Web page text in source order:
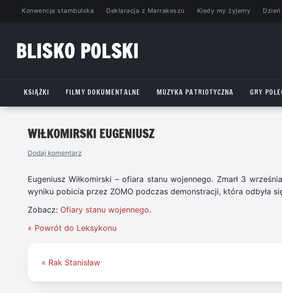
PrzejdźKonwencja stambulska Deklaracja z Marrakeszu Kiedy my żyjemy Dzień
BLISKO POLSKI
KSIĄŻKI
FILMY DOKUMENTALNE MUZYKA PATRIOTYCZNA GRY
WIŁKOMIRSKI EUGENIUSZ
Dodaj komentarz
Eugeniusz Wiłkomirski – ofiara stanu wojennego. Zmarł 3
wyniku pobicia przez ZOMO podczas demonstracji, która odbyła
Zobacz: Ofiary stanu wojennego.
« Powrót do Leksykonu
Nawigacja
« Rak Stanisław